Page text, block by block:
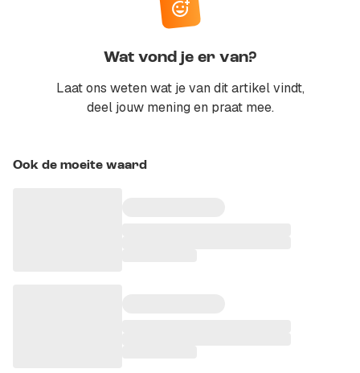
Wat vond je er van?
Laat ons weten wat je van dit artikel vindt,
deel jouw mening en praat mee.
Ook de moeite waard